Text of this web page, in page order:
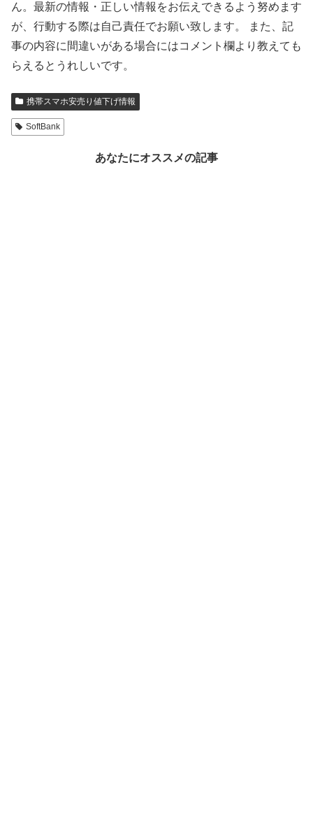
ん。最新の情報・正しい情報をお伝えできるよう努めます
が、行動する際は自己責任でお願い致します。 また、記
事の内容に間違いがある場合にはコメント欄より教えても
らえるとうれしいです。
携帯スマホ安売り値下げ情報
SoftBank
あなたにオススメの記事